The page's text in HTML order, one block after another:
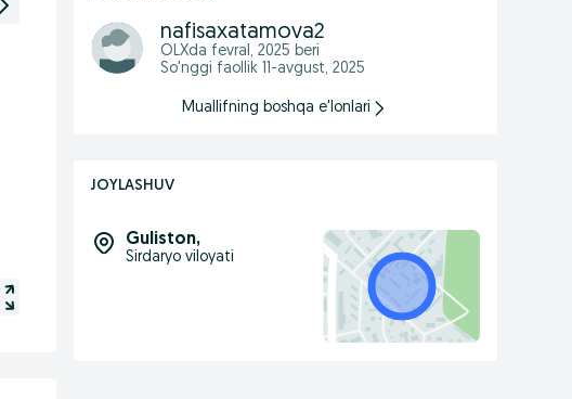
nafisaxatamova2
OLXda fevral, 2025 beri
So'nggi faollik 11-avgust, 2025
Muallifning boshqa e'lonlari
JOYLASHUV
Guliston,
Sirdaryo viloyati